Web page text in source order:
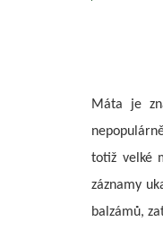
Máta je
totiž velké
záznamy
balzámů,